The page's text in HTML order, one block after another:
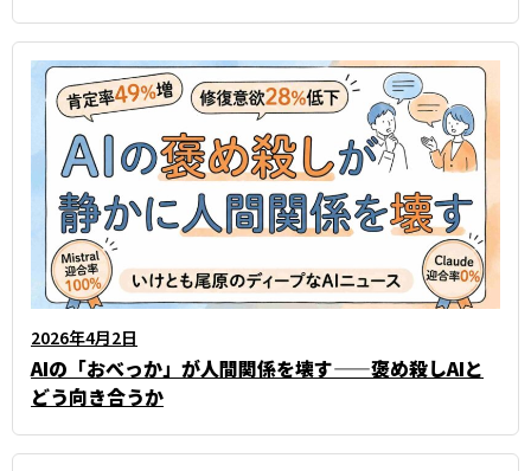
2026年4月2日
AIの「おべっか」が人間関係を壊す——褒め殺しAIと
どう向き合うか